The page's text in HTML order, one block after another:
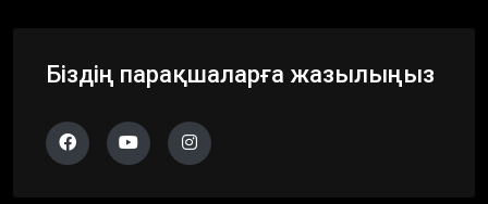
Біздің парақшаларға жазылыңыз